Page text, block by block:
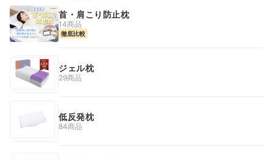
首・肩こり防止枕
14商品
徹底比較
ジェル枕
29商品
低反発枕
84商品